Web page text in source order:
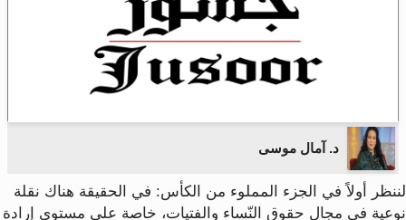
د. آمال موسى
لننظر أولاً في الجزء المملوء من الكأس: في الحقيقة هناك نقلة
نوعية في مجال حقوق النّساء والفتيات، خاصة على مستوى إرادة